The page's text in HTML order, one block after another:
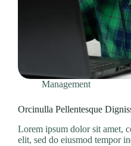
Management
Orcinulla Pellentesque
Lorem ipsum dolor sit amet,
elit, sed do eiusmod tempor